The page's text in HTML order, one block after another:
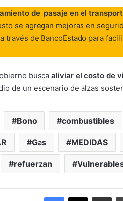
del pasaje en el
se agregan mejoras en
través de BancoEstado para
busca aliviar el costo de
de un escenario de alzas
Bono combustibles
Gas MEDIDAS
refuerzan
Facebook
X Enviar vía